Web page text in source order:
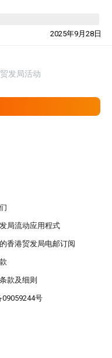
2025年9月28日
发局活动
局流动应用程式
香港贸发局电邮订阅
款及细则
09059244号